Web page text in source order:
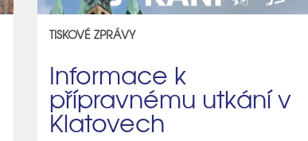
TISKOVÉ ZPRÁVY
Informace k
přípravnému utkání v
Klatovech